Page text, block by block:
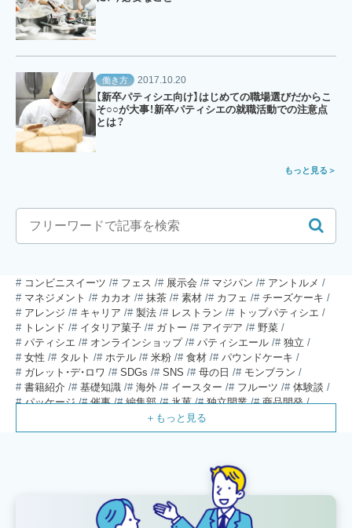
働き方 2017.10.20
【新卒パティシエ向け】はじめての職場選びだからこ
そ○○が大事！新卒パティシエの就職活動での注意点
とは？
もっと見る
コンビニスイーツ フェス 展示会 マジパン
アントルメ
マネジメント
カカオ 抹茶 素材 カフェ
チーズケーキ
アレンジ
キャリア 製法 レストラン
トップパティシエ
トレンド
イタリア菓子 ガトー アイデア
野菜
パティシエ
オンラインショップ パティシエール
独立
女性
タルト ホテル 米粉 食材
パウンドケーキ
ガレット・デ・ロワ
SDGs SNS 母の日
モンブラン
書籍紹介
基礎知識 海外 イースター フルーツ
体験談
パッケージ
催事 編集部 氷菓 独立開業
商品開発
ブーランジェ
販売促進
コラム パン スタッフ育成
就職活動
インタビュー
コロナ対策
ショコラティエ
ベーカリー 工場 専門学生
海外事情
ワークライフバランス
生菓子 アシェットデセール